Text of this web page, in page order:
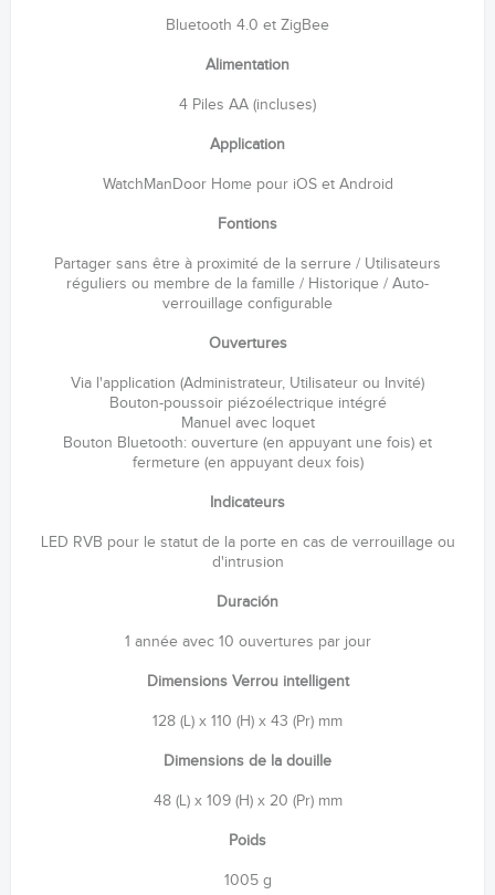
Bluetooth 4.0 et ZigBee
Alimentation
4 Piles AA (incluses)
Application
WatchManDoor Home pour iOS et Android
Fontions
Partager sans être à proximité de la serrure / Utilisateurs
réguliers ou membre de la famille / Historique / Auto-
verrouillage configurable
Ouvertures
Via l'application (Administrateur, Utilisateur ou Invité)
Bouton-poussoir piézoélectrique intégré
Manuel avec loquet
Bouton Bluetooth: ouverture (en appuyant une fois) et
fermeture (en appuyant deux fois)
Indicateurs
LED RVB pour le statut de la porte en cas de verrouillage ou
d'intrusion
Duración
1 année avec 10 ouvertures par jour
Dimensions Verrou intelligent
128 (L) x 110 (H) x 43 (Pr) mm
Dimensions de la douille
48 (L) x 109 (H) x 20 (Pr) mm
Poids
1005 g